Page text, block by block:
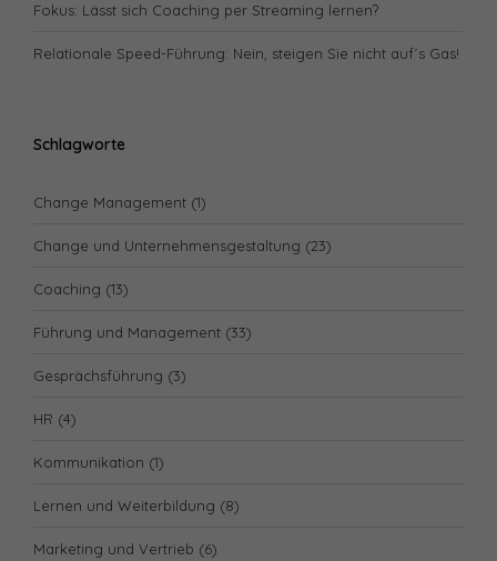
Fokus: Lässt sich Coaching per Streaming lernen?
Relationale Speed-Führung: Nein, steigen Sie nicht auf´s Gas!
Schlagworte
Change Management (1)
Change und Unternehmensgestaltung (23)
Coaching (13)
Führung und Management (33)
Gesprächsführung (3)
HR (4)
Kommunikation (1)
Lernen und Weiterbildung (8)
Marketing und Vertrieb (6)